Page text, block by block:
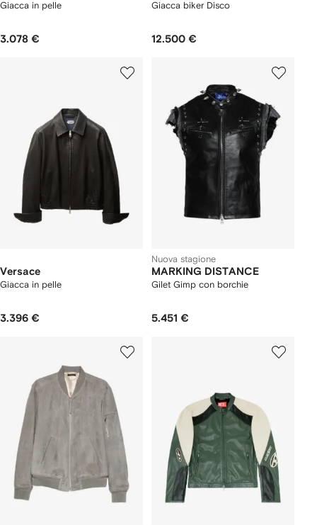
Giacca in pelle
3.078 €
Giacca biker Disco
12.500 €
Versace
Giacca in pelle
3.396 €
Nuova stagione
MARKING DISTANCE
Gilet Gimp con borchie
5.451 €